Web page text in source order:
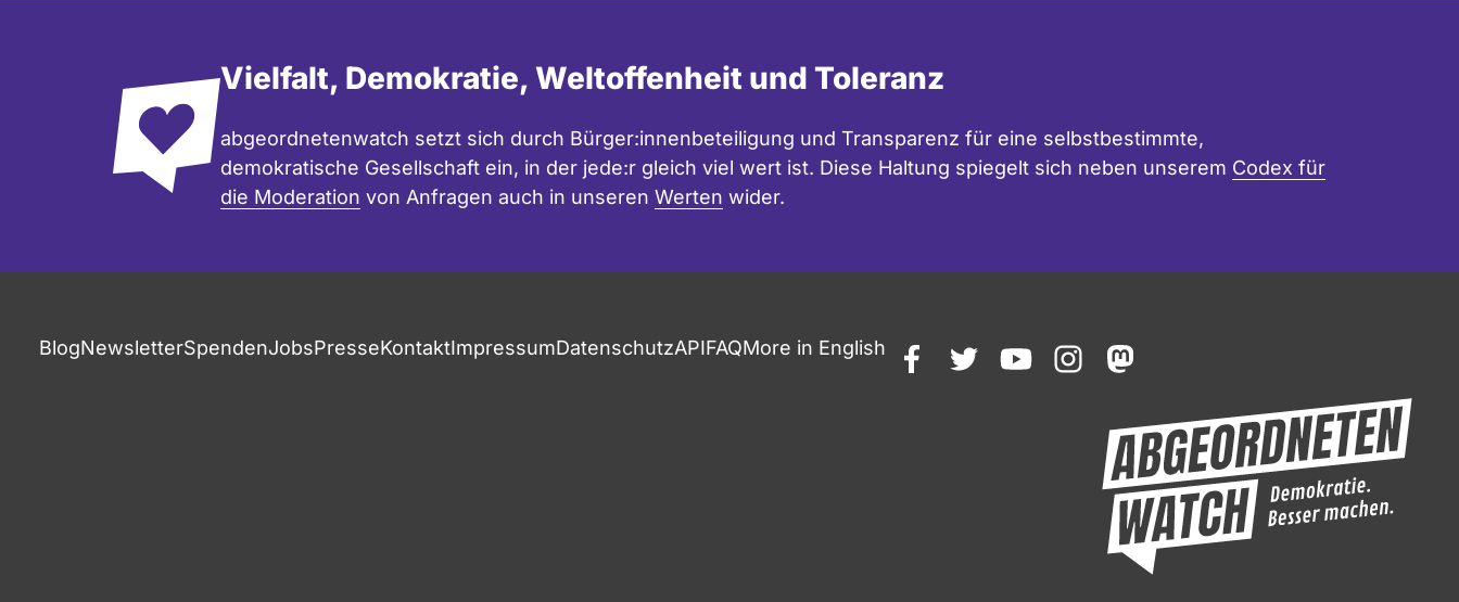
Vielfalt, Demokratie, Weltoffenheit und Toleranz
abgeordnetenwatch setzt sich durch Bürger:innenbeteiligung und Transparenz für eine selbstbestimmte,
demokratische Gesellschaft ein, in der jede:r gleich viel wert ist. Diese Haltung spiegelt sich neben unserem Codex für
die Moderation von Anfragen auch in unseren Werten wider.
Fußzeile
BlogNewsletterSpendenJobsPresseKontaktImpressumDatenschutzAPIFAQMore in English
facebooktwitteryoutubeinstagrammastodon